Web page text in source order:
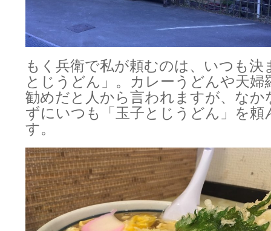
もく兵衛で私が頼むのは、いつも決
とじうどん」。カレーうどんや天婦
勧めだと人から言われますが、なか
ずにいつも「玉子とじうどん」を頼
す。